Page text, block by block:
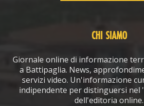
CHI SIAMO
Giornale online di informazione
a Battipaglia. News,
servizi video. Un'informazione
indipendente per distinguersi nel
dell'editoria online.